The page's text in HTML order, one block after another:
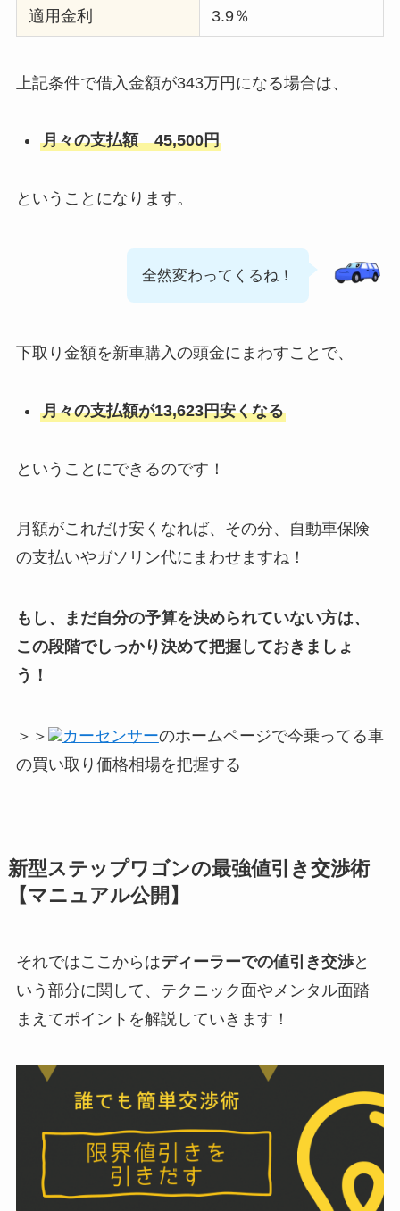
適用金利 3.9％
上記条件で借入金額が343万円になる場合は、
月々の支払額 45,500円
ということになります。
全然変わってくるね！
下取り金額を新車購入の頭金にまわすことで、
月々の支払額が13,623円安くなる
ということにできるのです！
月額がこれだけ安くなれば、その分、自動車保険
の支払いやガソリン代にまわせますね！
もし、まだ自分の予算を決められていない方は、
この段階でしっかり決めて把握しておきましょ
う！
＞＞ カーセンサーのホームページで今乗ってる車
の買い取り価格相場を把握する
新型ステップワゴンの最強値引き交渉術
【マニュアル公開】
それではここからはディーラーでの値引き交渉と
いう部分に関して、テクニック面やメンタル面踏
まえてポイントを解説していきます！